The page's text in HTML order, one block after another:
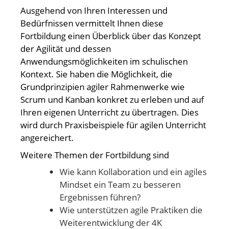
Ausgehend von Ihren Interessen und
Bedürfnissen vermittelt Ihnen diese
Fortbildung einen Überblick über das Konzept
der Agilität und dessen
Anwendungsmöglichkeiten im schulischen
Kontext. Sie haben die Möglichkeit, die
Grundprinzipien agiler Rahmenwerke wie
Scrum und Kanban konkret zu erleben und auf
Ihren eigenen Unterricht zu übertragen. Dies
wird durch Praxisbeispiele für agilen Unterricht
angereichert.
Weitere Themen der Fortbildung sind
Wie kann Kollaboration und ein agiles
Mindset ein Team zu besseren
Ergebnissen führen?
Wie unterstützen agile Praktiken die
Weiterentwicklung der 4K